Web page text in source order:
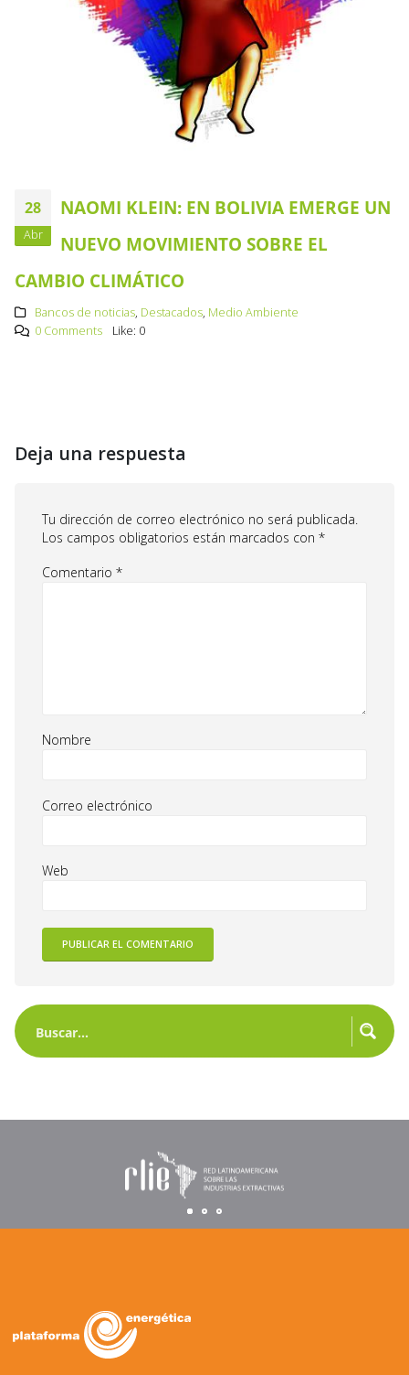
28
Abr
NAOMI KLEIN: EN BOLIVIA EMERGE UN
NUEVO MOVIMIENTO SOBRE EL
CAMBIO CLIMÁTICO
Bancos de noticias, Destacados, Medio Ambiente
0 Comments
Like: 0
Deja una respuesta
Tu dirección de correo electrónico no será publicada.
Los campos obligatorios están marcados con *
Comentario *
Nombre
Correo electrónico
Web